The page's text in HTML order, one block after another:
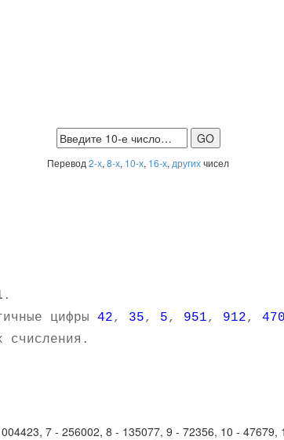
Перевод 2-х, 8-х, 10-х, 16-х, другихчисел
.
цифры 42, 35, 5, 951, 912, 470
счисления.
7 - 256002, 8 - 135077, 9 - 72356, 10 -